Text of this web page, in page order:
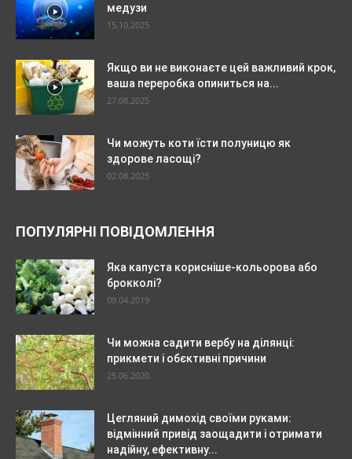
медузи
15.10.2025
Якщо ви не виконаєте цей важливий крок,
ваша переробка опиниться на...
27.08.2025
Чи можуть коти їсти полуницю як
здорове ласощі?
02.08.2025
ПОПУЛЯРНІ ПОВІДОМЛЕННЯ
Яка капуста корисніше-кольорова або
брокколі?
09.04.2019
Чи можна садити вербу на ділянці:
прикмети і обєктивні причини
25.06.2020
Цегляний димохід своїми руками:
відмінний привід заощадити і отримати
надійну, ефективну...